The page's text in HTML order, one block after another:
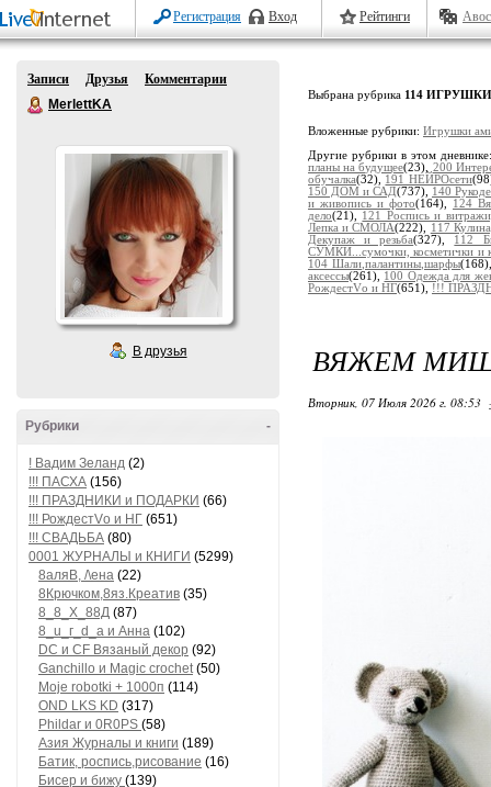
Регистрация Вход Рейтинги
Записи Друзья
Комментарии
MerlettKA
В друзья
-
Рубрики
! Вадим Зеланд (2)
!!! ПАСХА (156)
!!! ПРАЗДНИКИ и ПОДАРКИ (66)
!!! РождестVо и НГ (651)
!!! СВАДЬБА (80)
0001 ЖУРНАЛЫ и КНИГИ (5299)
8аляB, /\ена (22)
8Крючком,8яз.Креатив (35)
8_8_Х_88Д (87)
8_u_г_d_a и Анна (102)
DC и CF Вязаный декор (92)
Ganchillo и Magic crochet(50)
Moje robotki + 1000п (114)
OND LKS KD (317)
Phildar и 0R0PS (58)
Азия Журналы и книги (189)
Батик, роспись,рисование (16)
Бисер и бижу (139)
Выбрана рубрика 114 ИГРУШКИ
Вложенные рубрики: Игрушки
Другие рубрики в этом
планы на будущее(23), 200
обучалка(32), 191 НЕЙРОсети
150 ДОМ и САД(737), 140
и живопись и фото(164), 124
дело(21), 121 Роспись и
Лепка и СМОЛА(222),
117
Декупаж и резьба(327), 112
СУМКИ...сумочки, косметички и
104 Шали,палантины,шарфы
аксессы(261), 100 Одежда для
РождестVо и НГ(651), !!!
ВЯЖЕМ
Вторник, 07 Июля 2026 г. 08:53